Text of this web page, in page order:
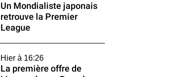
Un Mondialiste japonais
retrouve la Premier
League
Hier à 16:26
La première offre de